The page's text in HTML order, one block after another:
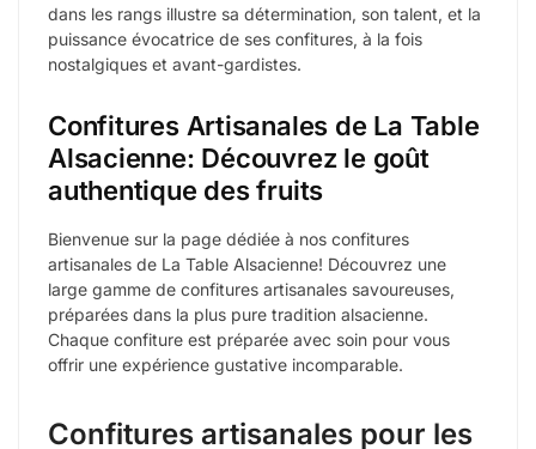
dans les rangs illustre sa détermination, son talent, et la
puissance évocatrice de ses confitures, à la fois
nostalgiques et avant-gardistes.
Confitures Artisanales de La Table
Alsacienne: Découvrez le goût
authentique des fruits
Bienvenue sur la page dédiée à nos confitures
artisanales de La Table Alsacienne! Découvrez une
large gamme de confitures artisanales savoureuses,
préparées dans la plus pure tradition alsacienne.
Chaque confiture est préparée avec soin pour vous
offrir une expérience gustative incomparable.
Confitures artisanales pour les